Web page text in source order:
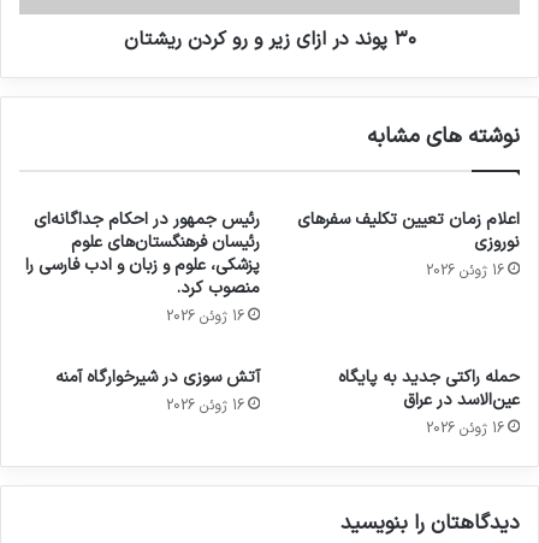
۳۰ پوند در ازای زیر و رو کردن ریشتان
نوشته های مشابه
اعلام زمان تعیین تکلیف سفرهای
نوروزی
16 ژوئن 2026
رئیس جمهور در احکام جداگانه‌ای
رئیسان فرهنگستان‌های علوم
پزشکی، علوم و زبان و ادب فارسی را
منصوب کرد.
16 ژوئن 2026
حمله راکتی جدید به پایگاه
عین‌الاسد در عراق
16 ژوئن 2026
آتش سوزی در شیرخوارگاه آمنه
16 ژوئن 2026
دیدگاهتان را بنویسید